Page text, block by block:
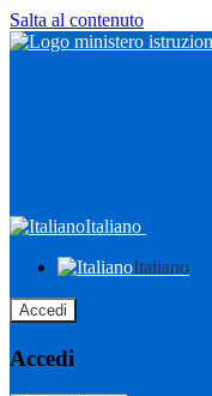
Salta al contenuto
Italiano
Italiano
Accedi
Accedi